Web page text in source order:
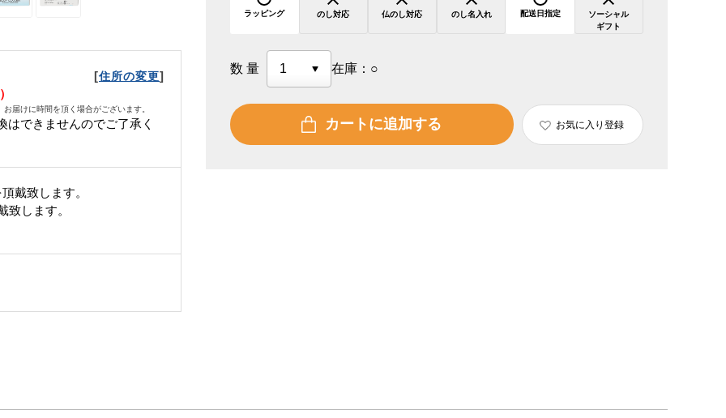
[住所の変更]
届けに時間を頂く場合がございます。
はできませんのでご了承く
戴致します。
致します。
ラッピング のし対応 仏のし対応 のし名入れ 配送日指定
ソーシャル
ギフト
数量 在庫： ○
カートに追加する お気に入り登録